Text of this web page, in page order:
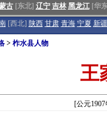
古[东北] 辽宁 吉林 黑龙江[华
[西北] 陕西 甘肃 青海 宁夏 新疆
> 柞水县人物
王
[公元